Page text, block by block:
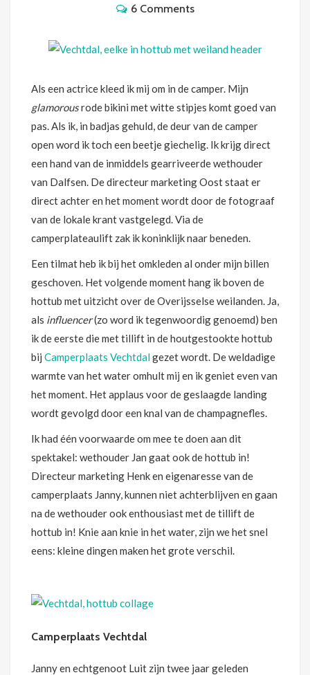
6 Comments
Als een actrice kleed ik mij om in de camper. Mijn
glamorousrode bikini met witte stipjes komt goed van
pas. Als ik, in badjas gehuld, de deur van de camper
open word ik toch een beetje giechelig. Ik krijg direct
een hand van de inmiddels gearriveerde wethouder
van Dalfsen. De directeur marketing Oost staat er
direct achter en het moment wordt door de fotograaf
van de lokale krant vastgelegd. Via de
camperplateaulift zak ik koninklijk naar beneden.
Een tilmat heb ik bij het omkleden al onder mijn billen
geschoven. Het volgende moment hang ik boven de
hottub met uitzicht over de Overijsselse weilanden. Ja,
als influencer(zo word ik tegenwoordig genoemd) ben
ik de eerste die met tillift in de houtgestookte hottub
bij Camperplaats Vechtdalgezet wordt. De weldadige
warmte van het water omhult mij en ik geniet even van
het moment. Het applaus voor de geslaagde landing
wordt gevolgd door een knal van de champagnefles.
Ik had één voorwaarde om mee te doen aan dit
spektakel: wethouder Jan gaat ook de hottub in!
Directeur marketing Henk en eigenaresse van de
camperplaats Janny, kunnen niet achterblijven en gaan
na de wethouder ook enthousiast met de tillift de
hottub in! Knie aan knie in het water, zijn we het snel
eens: kleine dingen maken het grote verschil.
Camperplaats Vechtdal
Janny en echtgenoot Luit zijn twee jaar geleden